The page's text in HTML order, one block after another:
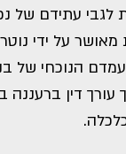
לגבי עתידם של
על ידי
הנוכחי של
דין ברעננה